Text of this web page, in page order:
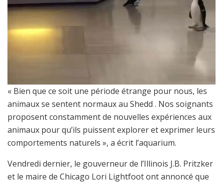
« Bien que ce soit une période étrange pour nous, les
animaux se sentent normaux au Shedd . Nos soignants
proposent constamment de nouvelles expériences aux
animaux pour qu’ils puissent explorer et exprimer leurs
comportements naturels », a écrit l’aquarium.
Vendredi dernier, le gouverneur de l’Illinois J.B. Pritzker
et le maire de Chicago Lori Lightfoot ont annoncé que